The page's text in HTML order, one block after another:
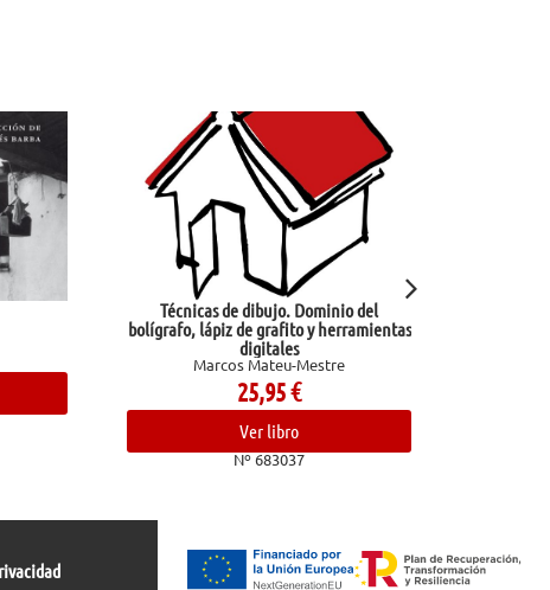
Técnicas de dibujo. Dominio del
bolígrafo, lápiz de grafito y herramientas
digitales
Marcos Mateu-Mestre
25,95€
Ver libro
Nº 683037